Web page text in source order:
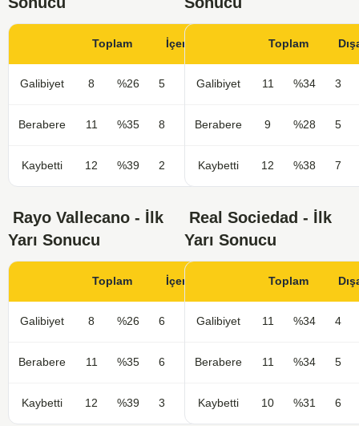
Toplam İçerde
Galibiyet 8 %26 5 %33
Berabere 11 %35 8 %53
Kaybetti 12 %39 2 %13
Toplam
Galibiyet 11 %34 3
Berabere 9 %28 5
Kaybetti 12 %38 7
Rayo Vallecano - İlk
Yarı Sonucu
Toplam İçerde
Galibiyet 8 %26 6 %40
Berabere 11 %35 6 %40
Kaybetti 12 %39 3 %20
Real Sociedad - İlk
Yarı Sonucu
Toplam
Galibiyet 11 %34 4
Berabere 11 %34 5
Kaybetti 10 %31 6